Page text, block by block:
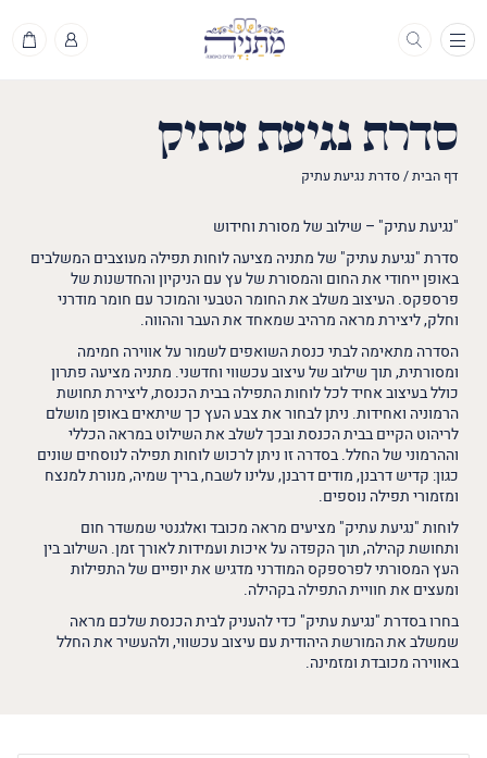
תפריט
סדרת נגיעת עתיק
דף הבית/סדרת נגיעת עתיק
"נגיעת עתיק" – שילוב של מסורת וחידוש
סדרת "נגיעת עתיק" של מתניה מציעה לוחות תפילה מעוצבים המשלבים
באופן ייחודי את החום והמסורת של עץ עם הניקיון והחדשנות של
פרספקס. העיצוב משלב את החומר הטבעי והמוכר עם חומר מודרני
וחלק, ליצירת מראה מרהיב שמאחד את העבר וההווה.
הסדרה מתאימה לבתי כנסת השואפים לשמור על אווירה חמימה
ומסורתית, תוך שילוב של עיצוב עכשווי וחדשני. מתניה מציעה פתרון
כולל בעיצוב אחיד לכל לוחות התפילה בבית הכנסת, ליצירת תחושת
הרמוניה ואחידות. ניתן לבחור את צבע העץ כך שיתאים באופן מושלם
לריהוט הקיים בבית הכנסת ובכך לשלב את השילוט במראה הכללי
וההרמוני של החלל. בסדרה זו ניתן לרכוש לוחות תפילה לנוסחים שונים
כגון: קדיש דרבנן, מודים דרבנן, עלינו לשבח, בריך שמיה, מנורת למנצח
ומזמורי תפילה נוספים.
לוחות "נגיעת עתיק" מציעים מראה מכובד ואלגנטי שמשדר חום
ותחושת קהילה, תוך הקפדה על איכות ועמידות לאורך זמן. השילוב בין
העץ המסורתי לפרספקס המודרני מדגיש את יופיים של התפילות
ומעצים את חוויית התפילה בקהילה.
בחרו בסדרת "נגיעת עתיק" כדי להעניק לבית הכנסת שלכם מראה
שמשלב את המורשת היהודית עם עיצוב עכשווי, ולהעשיר את החלל
באווירה מכובדת ומזמינה.